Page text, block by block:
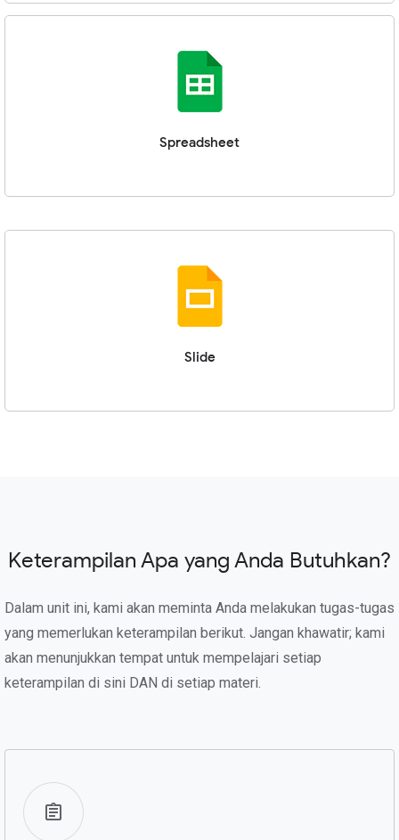
Spreadsheet
Slide
Keterampilan Apa yang Anda Butuhkan?
Dalam unit ini, kami akan meminta Anda melakukan tugas-tugas
yang memerlukan keterampilan berikut. Jangan khawatir; kami
akan menunjukkan tempat untuk mempelajari setiap
keterampilan di sini DAN di setiap materi.